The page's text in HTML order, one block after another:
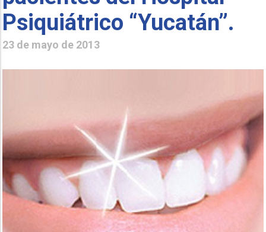
Psiquiátrico “Yucatán”.
23 de mayo de 2013